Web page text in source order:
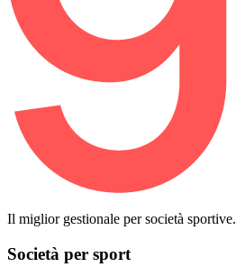
Il miglior gestionale per società sportive.
Società per sport